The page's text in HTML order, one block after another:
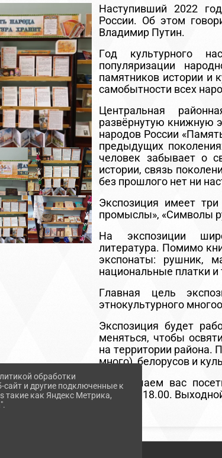
Наступивший 2022
России. Об этом
Владимир Путин.
Год культурного
популяризации
памятников истории и
самобытности всех
Центральная
развёрнутую книжную
народов России
предыдущих
человек забывает о
истории, связь
без прошлого нет ни
Экспозиция имеет
промыслы», «Символы
На экспозиции
литература. Помимо
экспонаты: рушник,
национальные платки и
Главная цель
этнокультурного
Экспозиция будет
меняться, чтобы
на территории района.
много), белорусов и
Приглашаем вас
10.00 до 18.00.
обработки
и другие подключенные к
такие как Яндекс Метрика,